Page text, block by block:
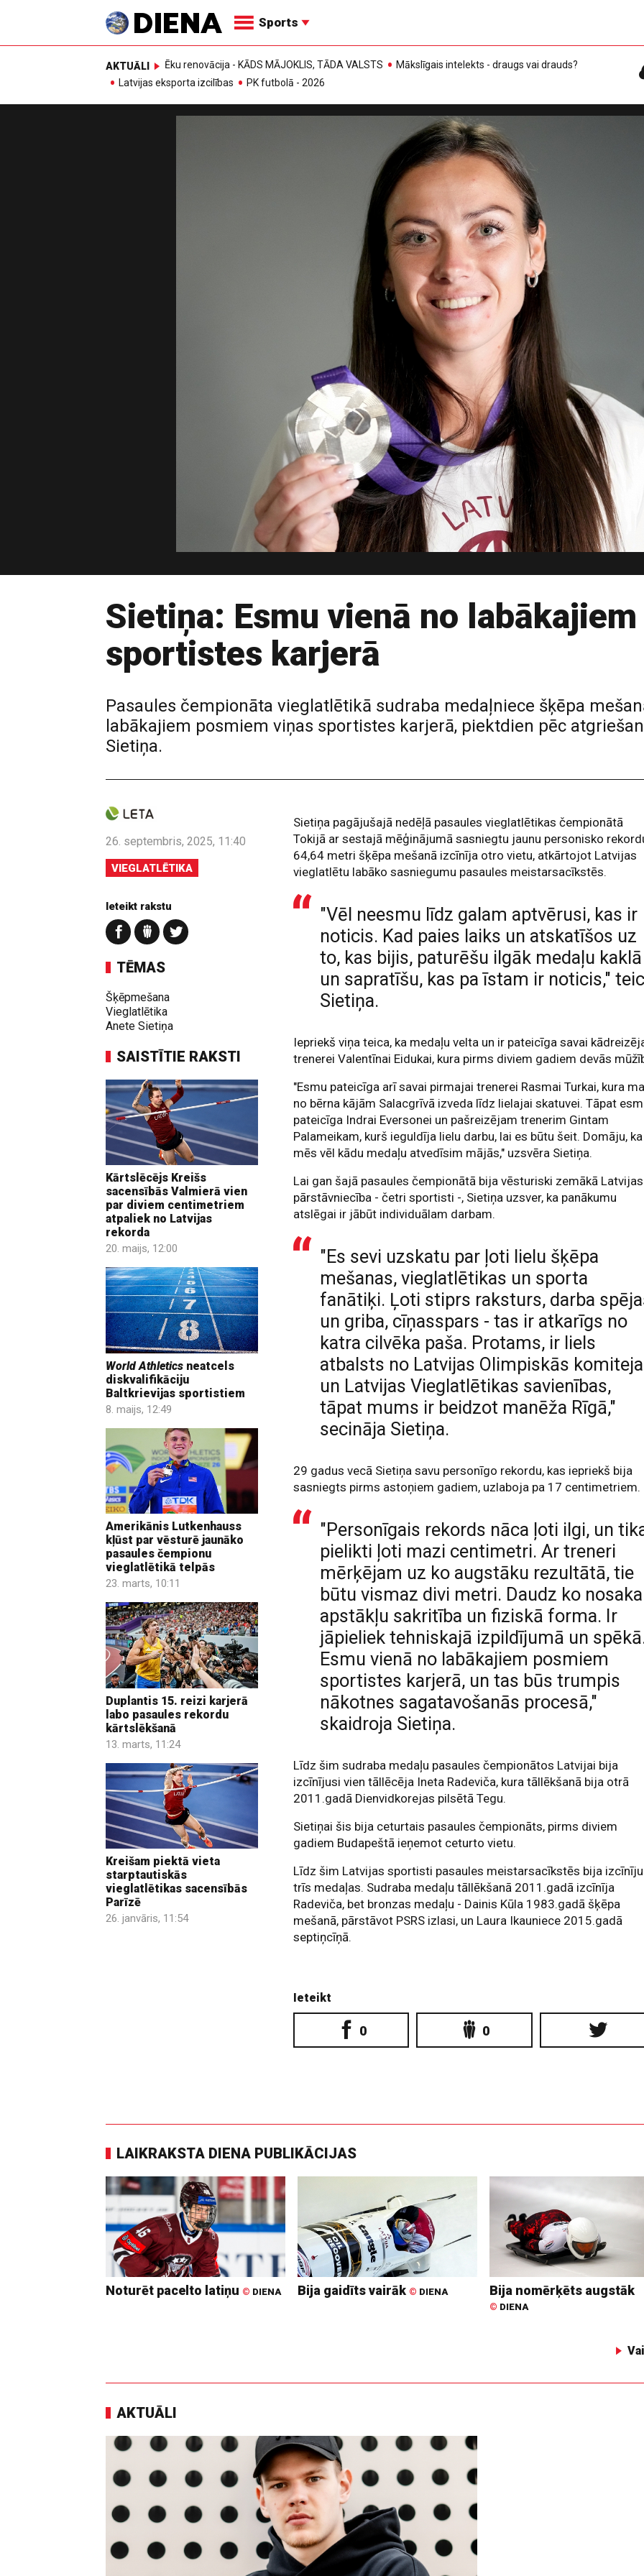
Sports
AKTUĀLI Ēku renovācija - KĀDS MĀJOKLIS, TĀDA VALSTS
Mākslīgais intelekts - draugs vai drauds?
Latvijas eksporta izcilības
PK futbolā - 2026
Sietiņa: Esmu vienā no
sportistes karjerā
Pasaules čempionāta vieglatlētikā sudraba medaļniece šķēpa
labākajiem posmiem viņas sportistes karjerā, piektdien pēc
Sietiņa.
26. septembris, 2025, 11:40
VIEGLATLĒTIKA
Ieteikt rakstu
TĒMAS
Šķēpmešana
Vieglatlētika
Anete Sietiņa
SAISTĪTIE RAKSTI
Kārtslēcējs Kreišs
sacensībās Valmierā vien
par diviem centimetriem
atpaliek no Latvijas
rekorda
20. maijs, 12:00
World Athletics neatcels
diskvalifikāciju
Baltkrievijas sportistiem
8. maijs, 12:49
Amerikānis Lutkenhauss
kļūst par vēsturē jaunāko
pasaules čempionu
vieglatlētikā telpās
23. marts, 10:11
Duplantis 15. reizi karjerā
labo pasaules rekordu
kārtslēkšanā
13. marts, 11:24
Kreišam piektā vieta
starptautiskās
vieglatlētikas sacensībās
Parīzē
26. janvāris, 11:54
Sietiņa pagājušajā nedēļā pasaules vieglatlētikas čempionātā
Tokijā ar sestajā mēģinājumā sasniegtu jaunu personisko
64,64 metri šķēpa mešanā izcīnīja otro vietu, atkārtojot Latvijas
vieglatlētu labāko sasniegumu pasaules meistarsacīkstēs.
"Vēl neesmu līdz galam aptvērusi, kas ir
noticis. Kad paies laiks un atskatīšos uz
to, kas bijis, paturēšu ilgāk medaļu kaklā
un sapratīšu, kas pa īstam ir noticis,"
Sietiņa.
Iepriekš viņa teica, ka medaļu velta un ir pateicīga savai
trenerei Valentīnai Eidukai, kura pirms diviem gadiem devās
"Esmu pateicīga arī savai pirmajai trenerei Rasmai Turkai, kura
no bērna kājām Salacgrīvā izveda līdz lielajai skatuvei. Tāpat
pateicīga Indrai Eversonei un pašreizējam trenerim Gintam
Palameikam, kurš ieguldīja lielu darbu, lai es būtu šeit. Domāju, ka
mēs vēl kādu medaļu atvedīsim mājās," uzsvēra Sietiņa.
Lai gan šajā pasaules čempionātā bija vēsturiski zemākā Latvijas
pārstāvniecība - četri sportisti -, Sietiņa uzsver, ka panākumu
atslēgai ir jābūt individuālam darbam.
"Es sevi uzskatu par ļoti lielu šķēpa
mešanas, vieglatlētikas un sporta
fanātiķi. Ļoti stiprs raksturs, darba
un griba, cīņasspars - tas ir atkarīgs no
katra cilvēka paša. Protams, ir liels
atbalsts no Latvijas Olimpiskās
un Latvijas Vieglatlētikas savienības,
tāpat mums ir beidzot manēža Rīgā,"
secināja Sietiņa.
29 gadus vecā Sietiņa savu personīgo rekordu, kas iepriekš bija
sasniegts pirms astoņiem gadiem, uzlaboja pa 17 centimetriem.
"Personīgais rekords nāca ļoti ilgi, un
pielikti ļoti mazi centimetri. Ar treneri
mērķējam uz ko augstāku rezultātā, tie
būtu vismaz divi metri. Daudz ko nosaka
apstākļu sakritība un fiziskā forma. Ir
jāpieliek tehniskajā izpildījumā un
Esmu vienā no labākajiem posmiem
sportistes karjerā, un tas būs trumpis
nākotnes sagatavošanās procesā,"
skaidroja Sietiņa.
Līdz šim sudraba medaļu pasaules čempionātos Latvijai bija
izcīnījusi vien tāllēcēja Ineta Radeviča, kura tāllēkšanā bija otrā
2011.gadā Dienvidkorejas pilsētā Tegu.
Sietiņai šis bija ceturtais pasaules čempionāts, pirms diviem
gadiem Budapeštā ieņemot ceturto vietu.
Līdz šim Latvijas sportisti pasaules meistarsacīkstēs bija
trīs medaļas. Sudraba medaļu tāllēkšanā 2011.gadā izcīnīja
Radeviča, bet bronzas medaļu - Dainis Kūla 1983.gadā šķēpa
mešanā, pārstāvot PSRS izlasi, un Laura Ikauniece 2015.gadā
septiņcīņā.
Ieteikt
0 0
LAIKRAKSTA DIENA PUBLIKĀCIJAS
Noturēt pacelto latiņu © DIENA Bija gaidīts vairāk © DIENA Bija nomērķēts augstāk
© DIENA
AKTUĀLI